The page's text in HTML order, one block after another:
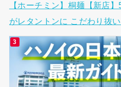
【ホーチミン】桐麺【新店
がレタントンに こだわり抜